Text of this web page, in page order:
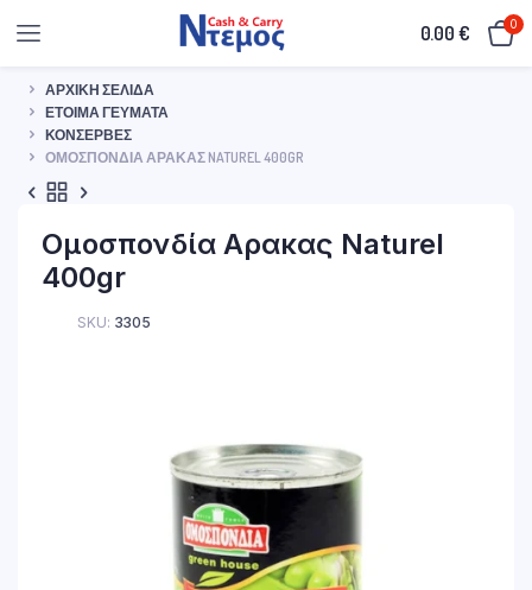
0.00€ 0
ΑΡΧΙΚΉ ΣΕΛΊΔΑ
ΈΤΟΙΜΑ ΓΕΎΜΑΤΑ
ΚΟΝΣΈΡΒΕΣ
ΟΜΟΣΠΟΝΔΊΑ ΑΡΑΚΑΣ NATUREL 400GR
Ομοσπονδία Αρακας Naturel
400gr
SKU: 3305